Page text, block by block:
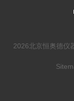
2026北京恒奥德